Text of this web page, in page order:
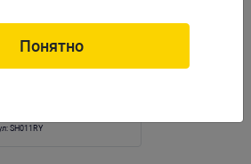
SH011RY
Понятно